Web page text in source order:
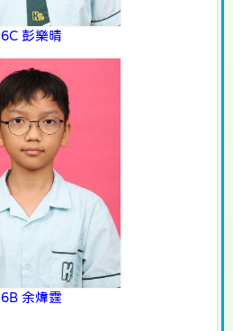
6C 彭樂晴
6B 余煒霆